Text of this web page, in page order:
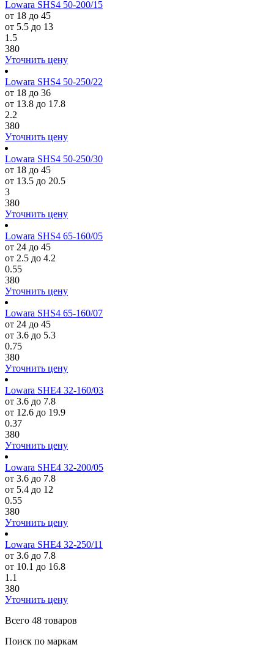
Lowara SHS4 50-200/15
от 18 до 45
от 5.5 до 13
1.5
380
Уточнить цену
Lowara SHS4 50-250/22
от 18 до 36
от 13.8 до 17.8
2.2
380
Уточнить цену
Lowara SHS4 50-250/30
от 18 до 45
от 13.5 до 20.5
3
380
Уточнить цену
Lowara SHS4 65-160/05
от 24 до 45
от 2.5 до 4.2
0.55
380
Уточнить цену
Lowara SHS4 65-160/07
от 24 до 45
от 3.6 до 5.3
0.75
380
Уточнить цену
Lowara SHE4 32-160/03
от 3.6 до 7.8
от 12.6 до 19.9
0.37
380
Уточнить цену
Lowara SHE4 32-200/05
от 3.6 до 7.8
от 5.4 до 12
0.55
380
Уточнить цену
Lowara SHE4 32-250/11
от 3.6 до 7.8
от 10.1 до 16.8
1.1
380
Уточнить цену
Всего 48 товаров
Поиск по маркам